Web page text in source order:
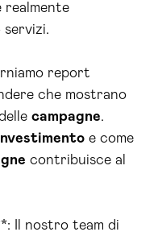
realmente
report
che mostrano
campagne.
e come
contribuisce al
Il nostro team di